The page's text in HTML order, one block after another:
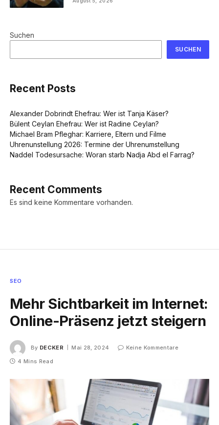
Suchen
SUCHEN
Recent Posts
Alexander Dobrindt Ehefrau: Wer ist Tanja Käser?
Bülent Ceylan Ehefrau: Wer ist Radine Ceylan?
Michael Bram Pfleghar: Karriere, Eltern und Filme
Uhrenunstellung 2026: Termine der Uhrenumstellung
Naddel Todesursache: Woran starb Nadja Abd el Farrag?
Recent Comments
Es sind keine Kommentare vorhanden.
SEO
Mehr Sichtbarkeit im Internet:
Online-Präsenz jetzt steigern
By DECKER Mai 28, 2024
Keine Kommentare
4 Mins Read